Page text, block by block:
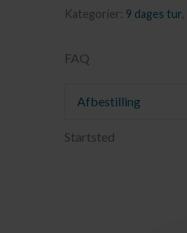
Kategorier: 9 dages tur
FAQ
Afbestilling
Startsted